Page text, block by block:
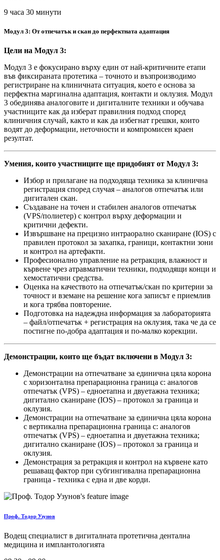
9 часа 30 минути
Модул 3: От отпечатък и скан до перфектната адаптация
Цели на Модул 3:
Модул 3 е фокусирано върху един от най-критичните етапи
във фиксираната протетика – точното и възпроизводимо
регистриране на клиничната ситуация, което е основа за
перфектна маргинална адаптация, контакти и оклузия. Модул
3 обединява аналоговите и дигиталните техники и обучава
участниците как да изберат правилния подход според
клиничния случай, както и как да избегнат грешки, които
водят до деформации, неточности и компромисен краен
резултат.
Умения, които участниците ще придобият от Модул 3:
Избор и прилагане на подходяща техника за клинична
регистрация според случая – аналогов отпечатък или
дигитален скан.
Създаване на точен и стабилен аналогов отпечатък
(VPS/полиетер) с контрол върху деформации и
критични дефекти.
Извършване на прецизно интраорално сканиране (IOS) с
правилен протокол за захапка, граници, контактни зони
и контрол на артефакти.
Професионално управление на ретракция, влажност и
кървене чрез атравматични техники, подходящи конци и
хемостатични средства.
Оценка на качеството на отпечатък/скан по критерии за
точност и вземане на решение кога записът е приемлив
и кога трябва повторение.
Подготовка на надеждна информация за лабораторията
– файл/отпечатък + регистрация на оклузия, така че да се
постигне по-добра адаптация и по-малко корекции.
Демонстрации, които ще бъдат включени в Модул 3:
Демонстрации на отпечатване за единична цяла корона
с хоризонтална препарационна граница с: аналогов
отпечатък (VPS) – едноетапна и двуетажна техника;
дигитално сканиране (IOS) – протокол за граница и
оклузия.
Демонстрации на отпечатване за единична цяла корона
с вертикална препарационна граница с: аналогов
отпечатък (VPS) – едноетапна и двуетажна техника;
дигитално сканиране (IOS) – протокол за граница и
оклузия.
Демонстрация за ретракция и контрол на кървене като
решаващ фактор при субгингивална препарационна
граница - техника с една и две корди.
Проф. Тодор Узунов
Водещ специалист в дигиталната протетична дентална
медицина и имплантологията